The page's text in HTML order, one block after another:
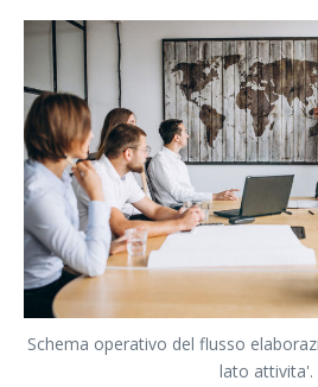
Schema operativo del flusso
lato attivita'.